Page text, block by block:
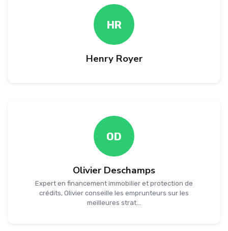
HR
Henry Royer
OD
Olivier Deschamps
Expert en financement immobilier et protection de
crédits, Olivier conseille les emprunteurs sur les
meilleures strat...